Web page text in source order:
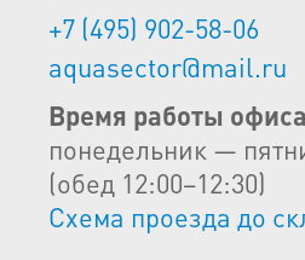
+7 (495) 902-58-06
aquasector@mail.ru
Время работы
понедельник —
(обед 12:00–12:30)
Схема проезда до